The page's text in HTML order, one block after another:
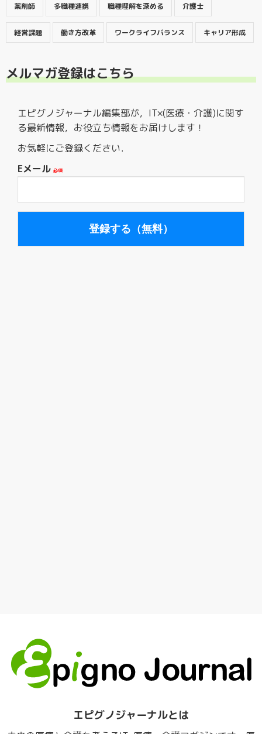
薬剤師 多職種連携 職種理解を深める 介護士
経営課題 働き方改革 ワークライフバランス キャリア形成
メルマガ登録はこちら
エピグノジャーナル編集部が，IT×(医療・介護)に関す
る最新情報，お役立ち情報をお届けします！
お気軽にご登録ください．
Eメール
エピグノジャーナルとは